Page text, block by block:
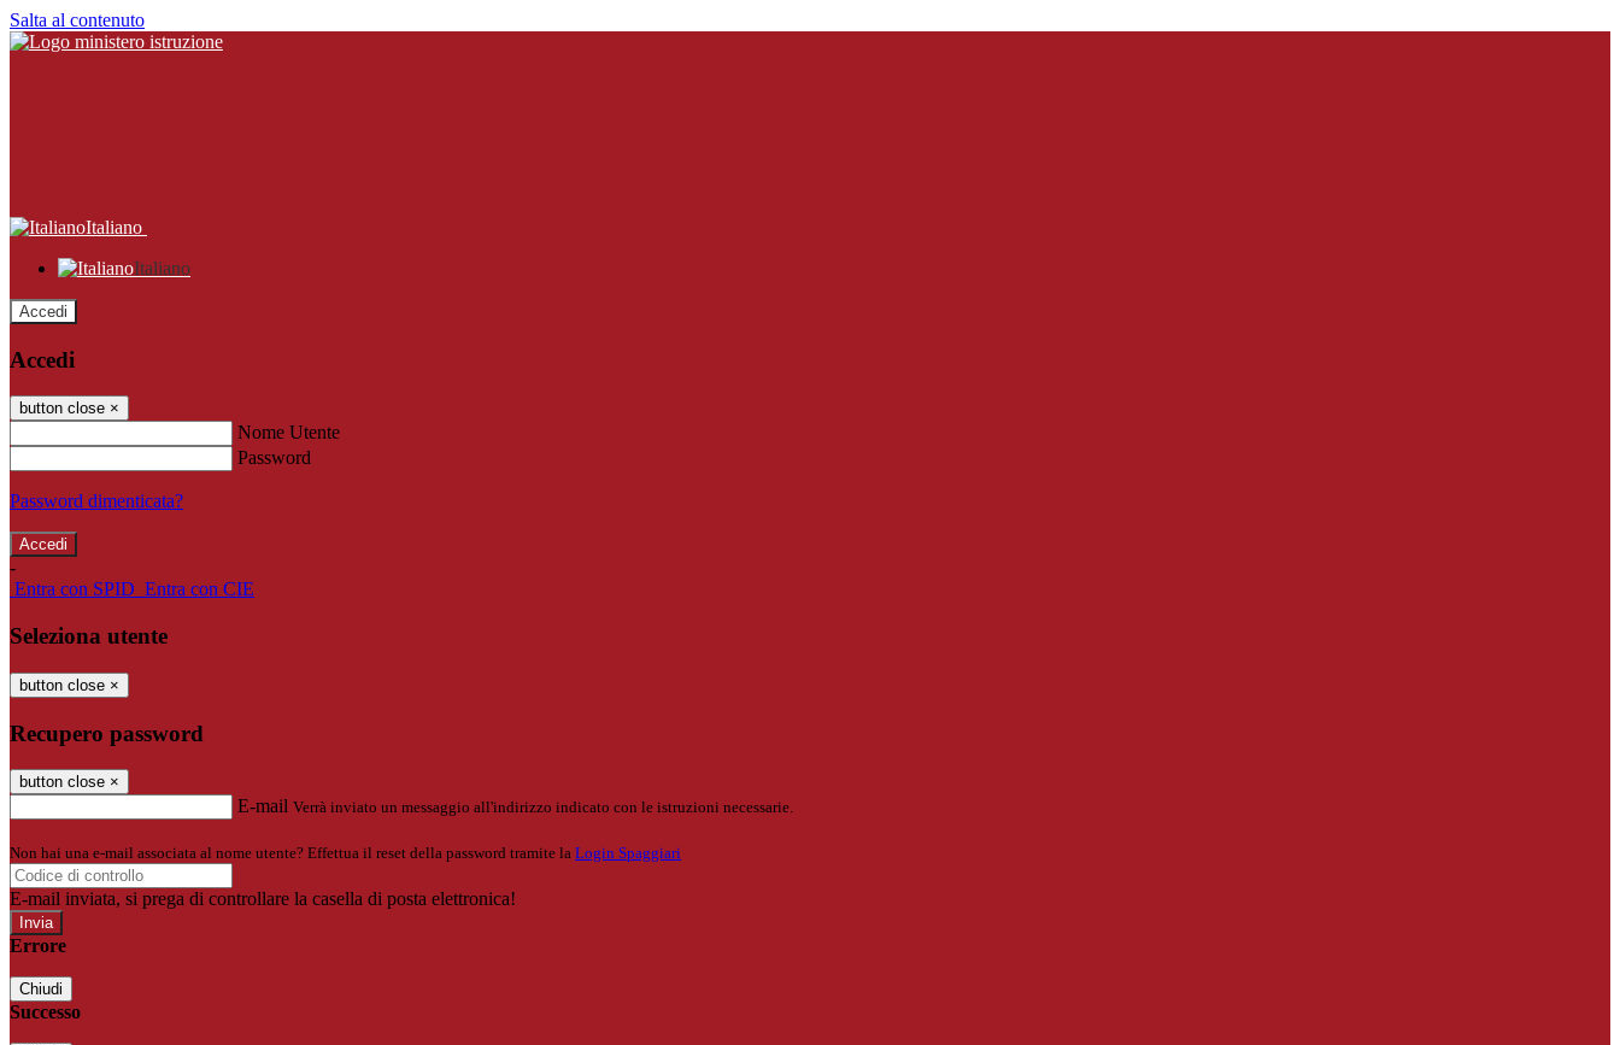
Salta al contenuto
Italiano
Italiano
Accedi
Accedi
button close ×
Nome Utente
Password
Password dimenticata?
-
Entra con SPID Entra con CIE
Seleziona utente
button close ×
Recupero password
button close ×
E-mail Verrà inviato un messaggio all'indirizzo indicato con le istruzioni necessarie.
Non hai una e-mail associata al nome utente? Effettua il reset della password tramite la Login Spaggiari
E-mail inviata, si prega di controllare la casella di posta elettronica!
Errore
Chiudi
Successo